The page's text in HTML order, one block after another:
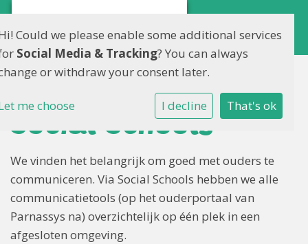
Social Schools
We vinden het belangrijk om goed met ouders te
communiceren. Via Social Schools hebben we alle
communicatietools (op het ouderportaal van
Parnassys na) overzichtelijk op één plek in een
afgesloten omgeving.
Could we please enable some additional services
Social Media & Tracking? You can always
or withdraw your consent later.
me choose I decline That's ok